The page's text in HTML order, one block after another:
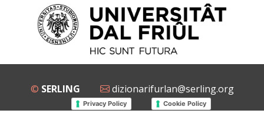
© SERLING dizionarifurlan@serling.org
Privacy Policy Cookie Policy